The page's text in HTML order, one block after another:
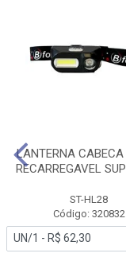
LANTERNA CABECA
RECARREGAVEL
ST-HL28
Código: 320832